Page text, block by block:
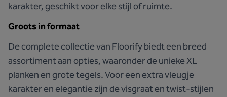
karakter, geschikt voor elke stijl of ruimte.
Groots in formaat
De complete collectie van Floorify biedt een breed
assortiment aan opties, waaronder de unieke XL
planken en grote tegels. Voor een extra vleugje
karakter en elegantie zijn de visgraat en twist-stijlen